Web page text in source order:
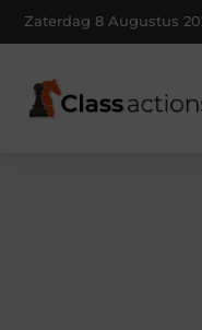
Zaterdag 8 Augustus